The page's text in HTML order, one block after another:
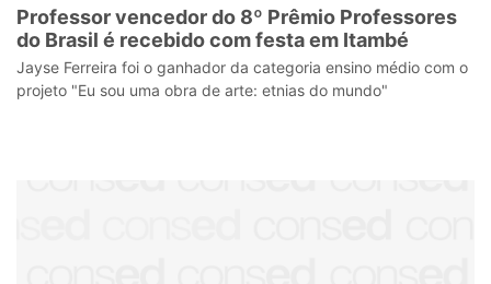
Professor vencedor do 8º Prêmio Professores
do Brasil é recebido com festa em Itambé
Jayse Ferreira foi o ganhador da categoria ensino médio com o
projeto "Eu sou uma obra de arte: etnias do mundo"